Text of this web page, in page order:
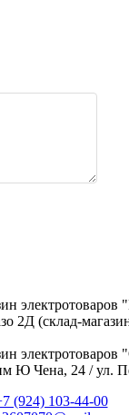
электротоваров
2Д (склад-
электротоваров
Ю Чена, 24 / ул.
(924) 103-44-00